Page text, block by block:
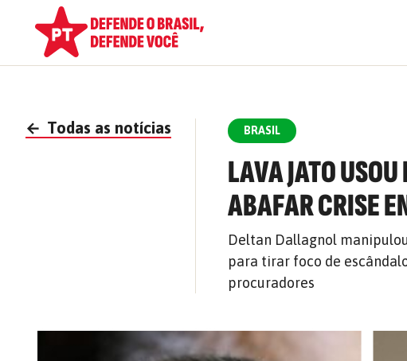
← Todas as notícias BRASIL
LAVA JATO
ABAFAR CRISE
Deltan Dallagnol
para tirar foco de
procuradores